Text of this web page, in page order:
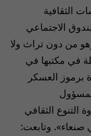
الثقافية
الاجتماعي
من دون تراث ولا
في مكتبها في
برموز العسكر
التنوع الثقافي
وتابعت: